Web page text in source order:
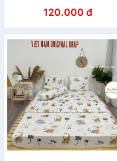
mịn màng cho trẻ nhạy cảm
120.000 đ